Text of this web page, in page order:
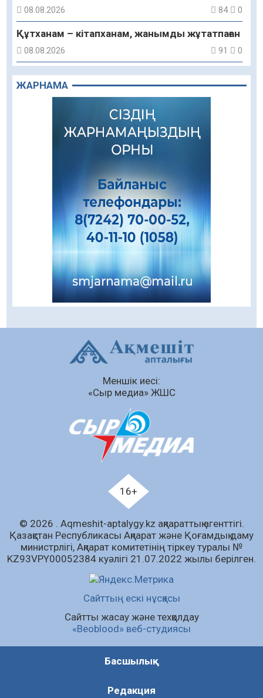
08.08.2026 84 0
Құтханам – кітапханам, жанымды жұтатпаған
08.08.2026 91 0
Құрылыс қарқыны – қала дамуының айғағы
08.08.2026
Зәулім ғимараттарда туған жерді түлеткен
азаматтардың қолтаңбасы бар
Еңбегі ерлікпен тең мамандық
Даналықтың шырағданы, ой-сананың
шамшырағы
08.08.2026
Кенеге қарсы залалсыздандыру жұмыстары
жүргізілуде
07.08.2026
Сыбайлас жемқорлық
Аумақтан тыс соттылық – сот төрелігінің
ашықтығы мен қолжетімділігін арттыру
«Дауыс беру учаскесін қалай табуға болады?»￼
07.08.2026 69 0
Барлық жаңалық
ЖАРНАМА
Меншік иесі:
«Сыр медиа» ЖШС
16+
© 2026 . Аqmeshit-aptalygy.kz ақпараттық агенттігі.
Қазақстан Республикасы Ақпарат және Қоғамдық даму
министрлігі, Ақпарат комитетінің тіркеу туралы №
KZ93VPY00052384 куәлігі 21.07.2022 жылы берілген.
Сайттың ескі нұсқасы
Сайтты жасау және техқолдау
«Beoblood» веб-студиясы
Басшылық
Редакция